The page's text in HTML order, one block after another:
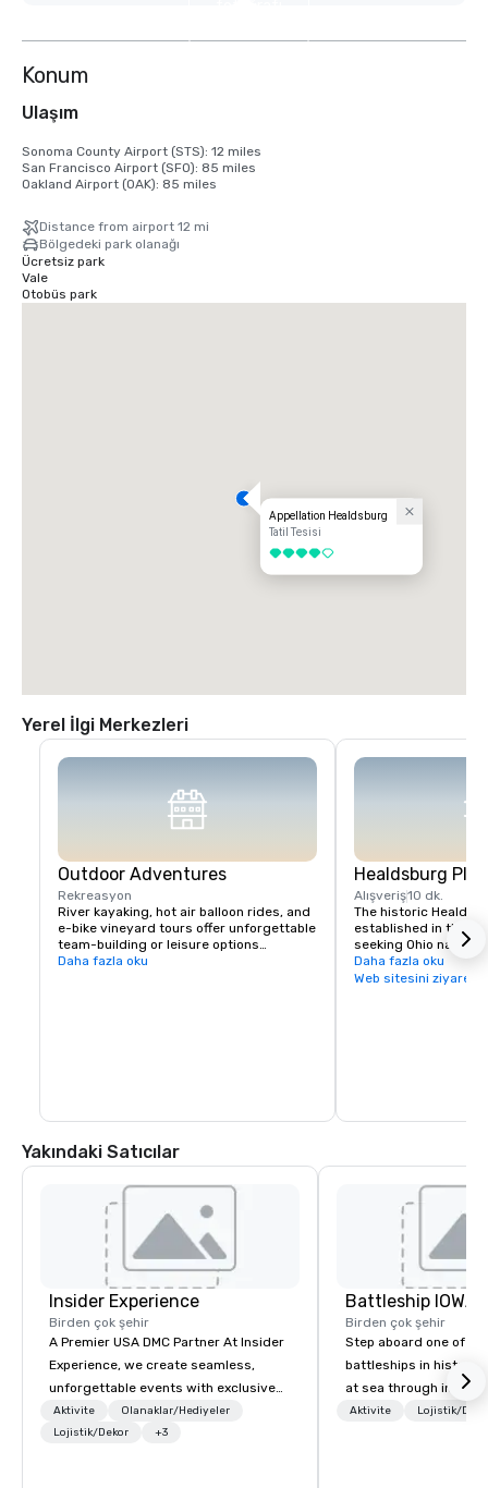
Konum
Ulaşım
Sonoma County Airport (STS): 12 miles
San Francisco Airport (SFO): 85 miles
Oakland Airport (OAK): 85 miles
Distance from airport 12 mi
Bölgedeki park olanağı
Ücretsiz park
Vale
Otobüs park
Appellation Healdsburg
Tatil Tesisi
4 / 5
Yerel İlgi Merkezleri
Outdoor Adventures
Rekreasyon
River kayaking, hot air balloon rides, and
e-bike vineyard tours offer unforgettable
team-building or leisure options
Daha fazla oku
Healdsburg
Alışveriş10 dk.
The historic
established in the
seeking Ohio native
vital touchpoint for
immense
Daha fazla oku
Web sitesini ziyaret
Yakındaki Satıcılar
Insider Experience
Birden çok şehir
A Premier USA DMC Partner At Insider
Experience, we create seamless,
unforgettable events with exclusive
access to premium venues, world-
class entertainment, and VIP sporting
Aktivite
Olanaklar/Hediyeler
Lojistik/Dekor
+3
Battleship IOWA
Birden çok şehir
Step aboard one of
battleships in history
at sea through
designed for all
Aktivite Lojistik/